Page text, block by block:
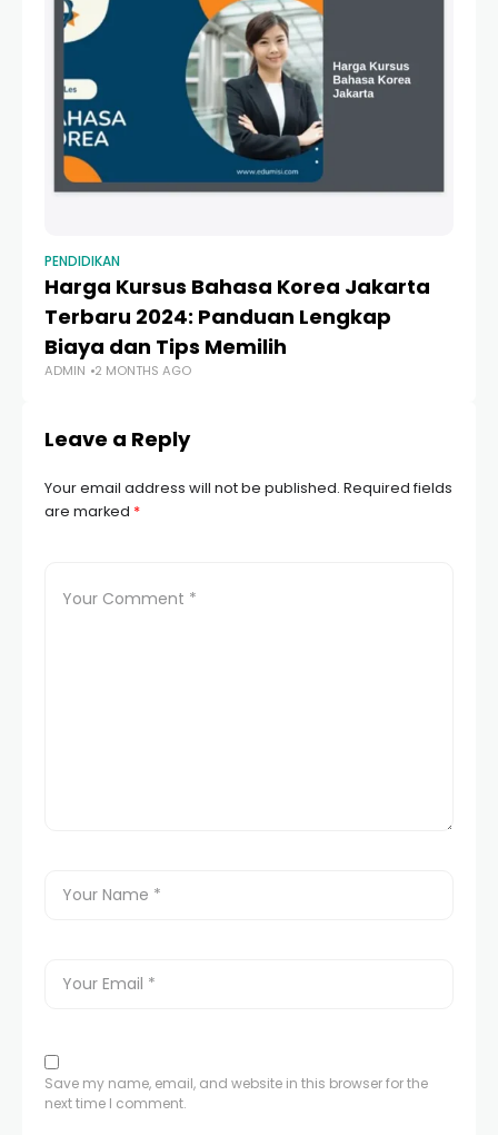
PENDIDIKAN
Harga Kursus Bahasa Korea Jakarta
Terbaru 2024: Panduan Lengkap
Biaya dan Tips Memilih
ADMIN 2 MONTHS AGO
Leave a Reply
Your email address will not be published. Required fields
are marked *
Save my name, email, and website in this browser for the
next time I comment.